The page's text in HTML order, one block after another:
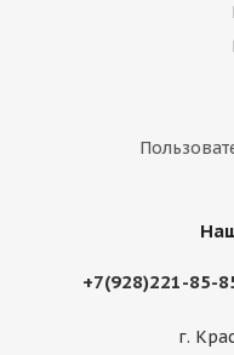
+7(928)221-85-
г.